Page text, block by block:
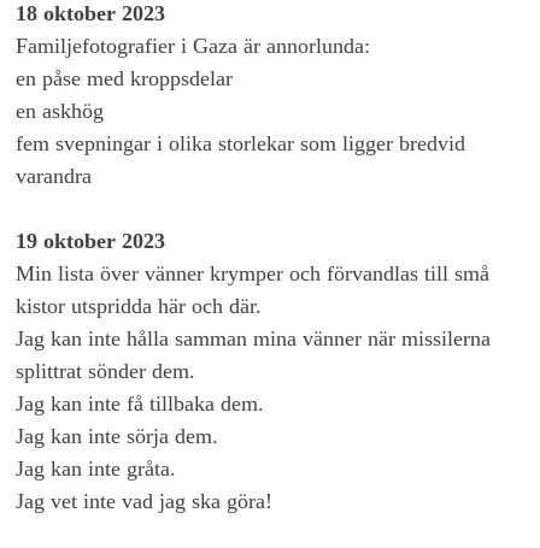
18 oktober 2023
Familjefotografier i Gaza är annorlunda:
en påse med kroppsdelar
en askhög
fem svepningar i olika storlekar som ligger bredvid
varandra
19 oktober 2023
Min lista över vänner krymper och förvandlas till små
kistor utspridda här och där.
Jag kan inte hålla samman mina vänner när missilerna
splittrat sönder dem.
Jag kan inte få tillbaka dem.
Jag kan inte sörja dem.
Jag kan inte gråta.
Jag vet inte vad jag ska göra!